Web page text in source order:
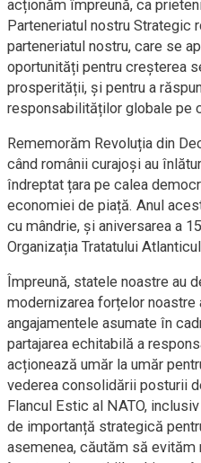
acționăm împreună, ca
Parteneriatul nostru Strategic
parteneriatul nostru, care se
oportunități pentru creșterea
prosperității, și pentru a
responsabilităților globale pe
Rememorăm Revoluția din
când românii curajoși au
îndreptat țara pe calea
economiei de piață. Anul
cu mândrie, și aniversarea a
Organizația Tratatului
Împreună, statele noastre au
modernizarea forțelor
angajamentele asumate în
partajarea echitabilă a
acționează umăr la umăr
vederea consolidării posturii
Flancul Estic al NATO,
de importanță strategică
asemenea, căutăm să